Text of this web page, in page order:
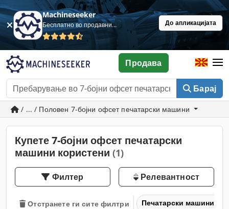
Machineseeker
Бесплатно во продавница До апликацијата
Барај
Продава
/ ... / Половен 7-бојни офсет печатарски машини
Купете 7-бојни офсет печатарски
машини користени (1)
Филтер Релевантност
Отстранете ги сите филтри Печатарски машини и